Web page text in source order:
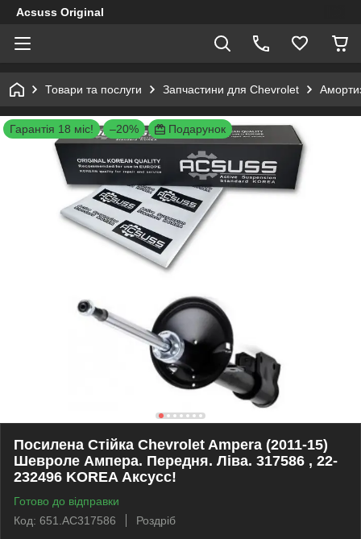
Acsuss Original
Товари та послуги Запчастини для Chevrolet
Гарантія 18 міс! –20% Подарунок
Посилена Стійка Chevrolet Ampera (2011-15)
Шевроле Ампера. Передня. Ліва. 317586 , 22-
232496 KOREA Аксусс!
Готово до відправки
Код: 651.AC317586
Роздріб